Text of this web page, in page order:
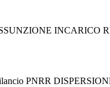
INCARICO
PNRR